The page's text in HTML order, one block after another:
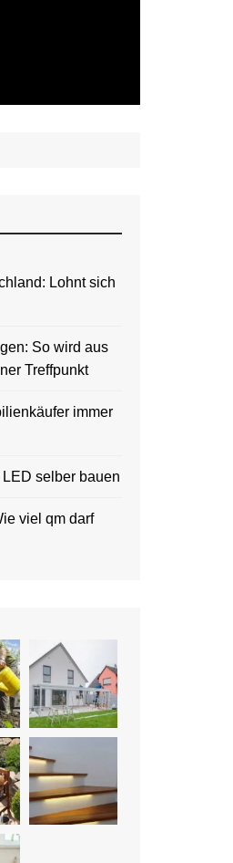
Lohnt sich
So wird aus
Treffpunkt
immer
selber bauen
viel qm darf